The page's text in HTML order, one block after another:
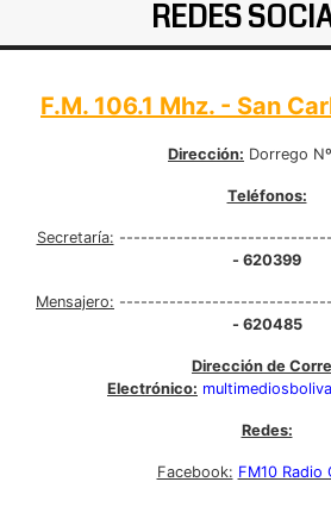
REDES
F.M. 106.1 Mhz. - San
Dirección: Dorrego
Teléfonos:
Secretaría:
- 620399
Mensajero:
- 620485
Dirección de
Electrónico:
Redes:
Facebook: FM10 Radio